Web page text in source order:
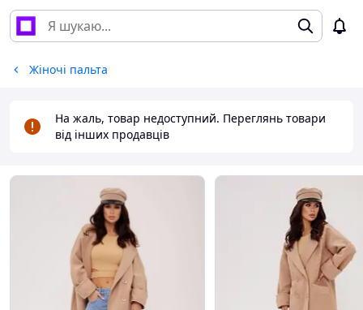
Жіночі пальта
На жаль, товар недоступний. Переглянь товари
від інших продавців